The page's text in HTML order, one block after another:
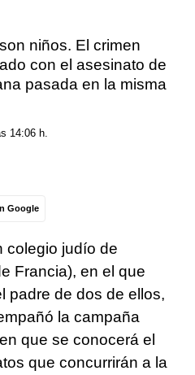
niños. El crimen
con el asesinato de
pasada en la misma
14:06 h.
Google
colegio judío de
Francia), en el que
padre de dos de ellos,
la campaña
que se conocerá el
que concurrirán a la